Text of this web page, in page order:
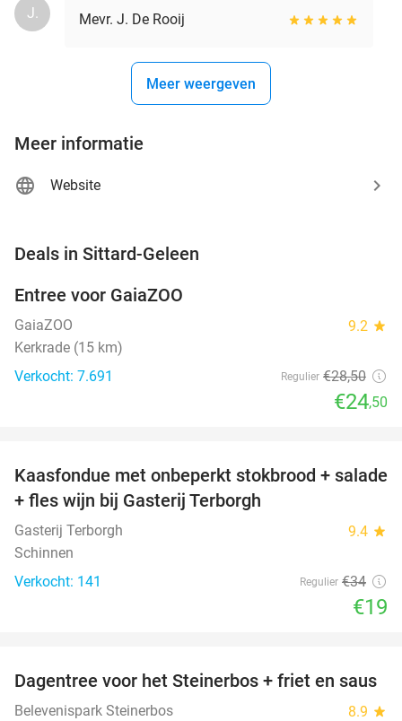
J. Mevr. J. De Rooij
Meer weergeven
Meer informatie
Website
Deals in Sittard-Geleen
Entree voor GaiaZOO
GaiaZOO 9.2 star
Kerkrade (15 km)
Verkocht: 7.691
Regulier €28,50
€24,50
44%
Kaasfondue met onbeperkt stokbrood + salade
+ fles wijn bij Gasterij Terborgh
Gasterij Terborgh 9.4 star
Schinnen
Verkocht: 141
Regulier €34
€19
37%
Dagentree voor het Steinerbos + friet en saus
Belevenispark Steinerbos 8.9 star